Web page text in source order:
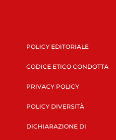
POLICY EDITORIALE
CODICE ETICO CONDOTTA
PRIVACY POLICY
POLICY DIVERSITÀ
DICHIARAZIONE DI